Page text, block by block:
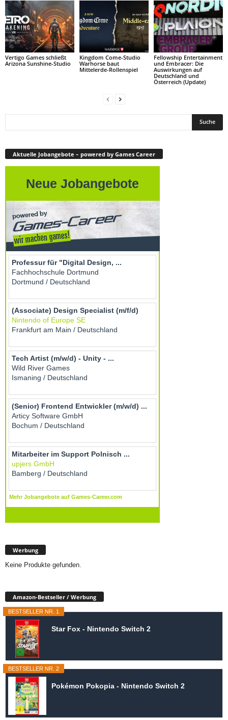
Vertigo Games schließt
Arizona Sunshine-Studio
Kingdom Come-Studio
Warhorse baut
Mittelerde-Rollenspiel
Fellowship Entertainment
und Embracer: Die
Auswirkungen auf
Deutschland und
Österreich (Update)
Aktuelle Jobangebote – powered by Games Career
Werbung
Keine Produkte gefunden.
Amazon-Bestseller / Werbung
BESTSELLER NR. 1
Star Fox - Nintendo Switch 2
BESTSELLER NR. 2
Pokémon Pokopia - Nintendo Switch 2